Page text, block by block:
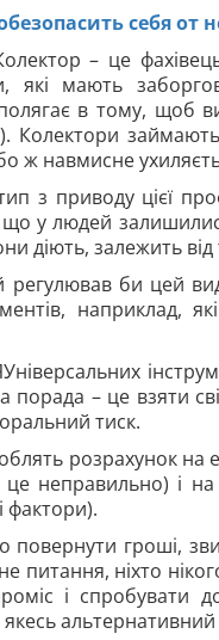
себя от
– це
мають
в тому, щоб
Колектори
ж навмисне
з приводу цієї
у людей
діють, залежить
регулював би цей
наприклад,
порада – це взяти
тиск.
розрахунок
неправильно) і
фактори).
гроші,
питання, ніхто
і спробувати
альтернативний